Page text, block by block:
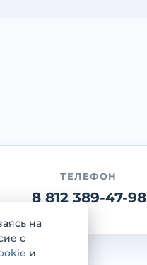
ТЕЛЕФОН
8 812 389-47-98
на
с
и